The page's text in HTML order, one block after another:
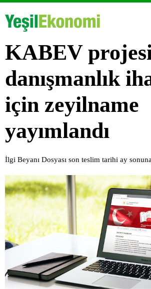
KABEV
danışmanlık
için zeyilname
yayımlandı
İlgi Beyanı Dosyası son teslim tarihi ay